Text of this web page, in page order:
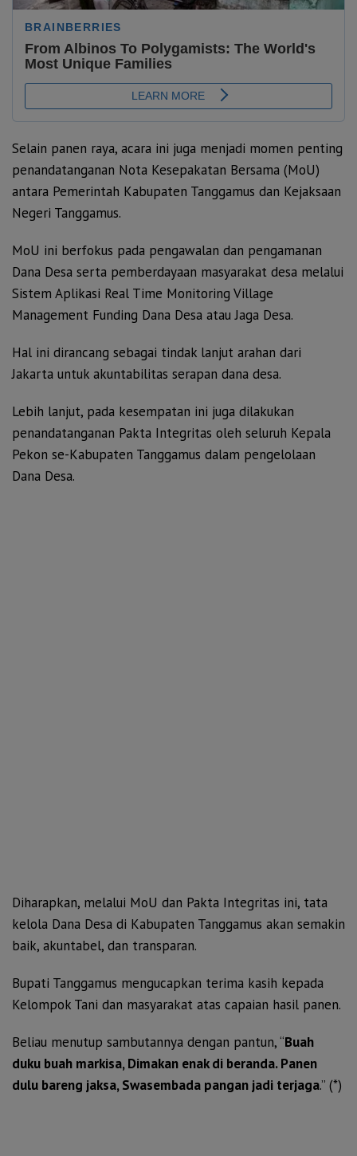
Selain panen raya, acara ini juga menjadi momen penting
penandatanganan Nota Kesepakatan Bersama (MoU)
antara Pemerintah Kabupaten Tanggamus dan Kejaksaan
Negeri Tanggamus.
MoU ini berfokus pada pengawalan dan pengamanan
Dana Desa serta pemberdayaan masyarakat desa melalui
Sistem Aplikasi Real Time Monitoring Village
Management Funding Dana Desa atau Jaga Desa.
Hal ini dirancang sebagai tindak lanjut arahan dari
Jakarta untuk akuntabilitas serapan dana desa.
Lebih lanjut, pada kesempatan ini juga dilakukan
penandatanganan Pakta Integritas oleh seluruh Kepala
Pekon se-Kabupaten Tanggamus dalam pengelolaan
Dana Desa.
Diharapkan, melalui MoU dan Pakta Integritas ini, tata
kelola Dana Desa di Kabupaten Tanggamus akan semakin
baik, akuntabel, dan transparan.
Bupati Tanggamus mengucapkan terima kasih kepada
Kelompok Tani dan masyarakat atas capaian hasil panen.
Beliau menutup sambutannya dengan pantun, “Buah
duku buah markisa, Dimakan enak di beranda. Panen
dulu bareng jaksa, Swasembada pangan jadi terjaga.” (*)